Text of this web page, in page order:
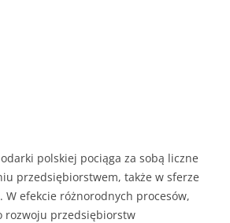
polskiej pociąga za sobą liczne
przedsiębiorstwem, także w sferze
W efekcie różnorodnych procesów,
rozwoju przedsiębiorstw